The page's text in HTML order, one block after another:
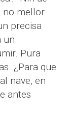
no mellor
precisa
un
Pura
¿Para que
nave, en
antes